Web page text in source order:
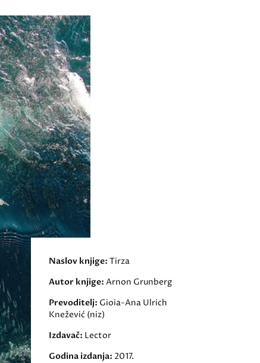
Naslov knjige: Tirza
Autor knjige: Arnon Grunberg
Prevoditelj: Gioia-Ana Ulrich
Knežević (niz)
Izdavač: Lector
Godina izdanja: 2017.